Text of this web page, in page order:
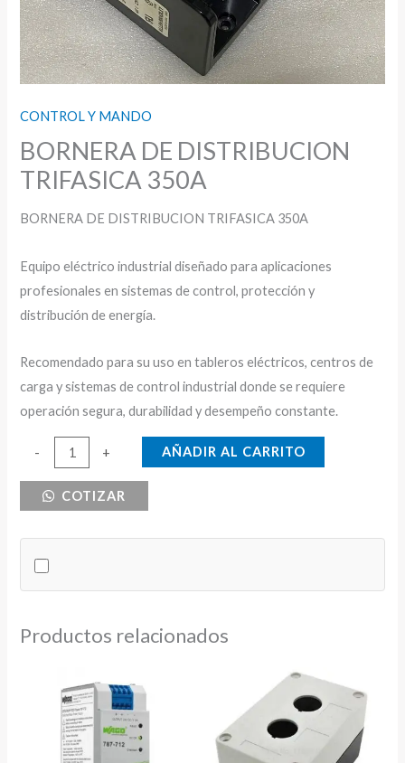
CONTROL Y MANDO
BORNERA DE DISTRIBUCION
TRIFASICA 350A
BORNERA DE DISTRIBUCION TRIFASICA 350A
Equipo eléctrico industrial diseñado para aplicaciones
profesionales en sistemas de control, protección y
distribución de energía.
Recomendado para su uso en tableros eléctricos, centros de
carga y sistemas de control industrial donde se requiere
operación segura, durabilidad y desempeño constante.
-
BORNERA
DISTRIBUCION
cantidad
+ AÑADIR AL CARRITO
COTIZAR
Productos relacionados